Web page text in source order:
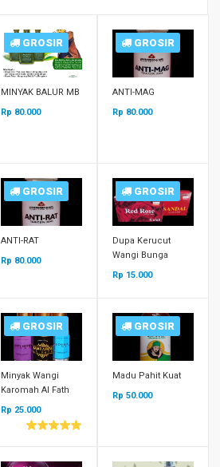
GROSIR
MINYAK BALUR MB
Rp 80.000
GROSIR
ANTI-MAG
Rp 80.000
GROSIR
ANTI-RAT
Rp 80.000
GROSIR
Dupa Kerucut
Wangi Bunga
Rp 15.000
GROSIR
Minyak Wangi
Karomah Al Fath
Rp 25.000
GROSIR
Madu Pahit Kuat
Rp 50.000